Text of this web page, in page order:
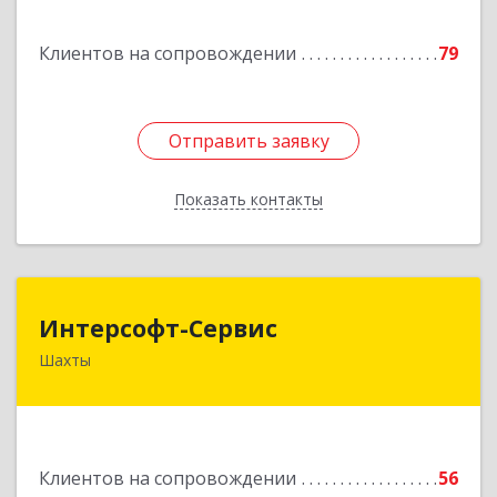
Клиентов на сопровождении 79
Отправить заявку
Показать контакты
Отправить заявку
Назад
Интерсофт-Сервис
Шахты
Клиентов на сопровождении 56
346480, Ростовская обл, Шахты г, Советская ул,